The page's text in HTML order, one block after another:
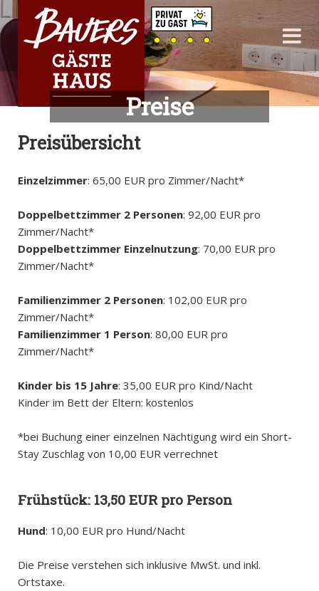
Preise
Preisübersicht
Einzelzimmer: 65,00 EUR pro Zimmer/Nacht*
Doppelbettzimmer 2 Personen: 92,00 EUR pro
Zimmer/Nacht*
Doppelbettzimmer Einzelnutzung: 70,00 EUR pro
Zimmer/Nacht*
Familienzimmer 2 Personen: 102,00 EUR pro
Zimmer/Nacht*
Familienzimmer 1 Person: 80,00 EUR pro
Zimmer/Nacht*
Kinder bis 15 Jahre: 35,00 EUR pro Kind/Nacht
Kinder im Bett der Eltern: kostenlos
*bei Buchung einer einzelnen Nächtigung wird ein Short-
Stay Zuschlag von 10,00 EUR verrechnet
Frühstück: 13,50 EUR pro Person
Hund: 10,00 EUR pro Hund/Nacht
Die Preise verstehen sich inklusive MwSt. und inkl.
Ortstaxe.